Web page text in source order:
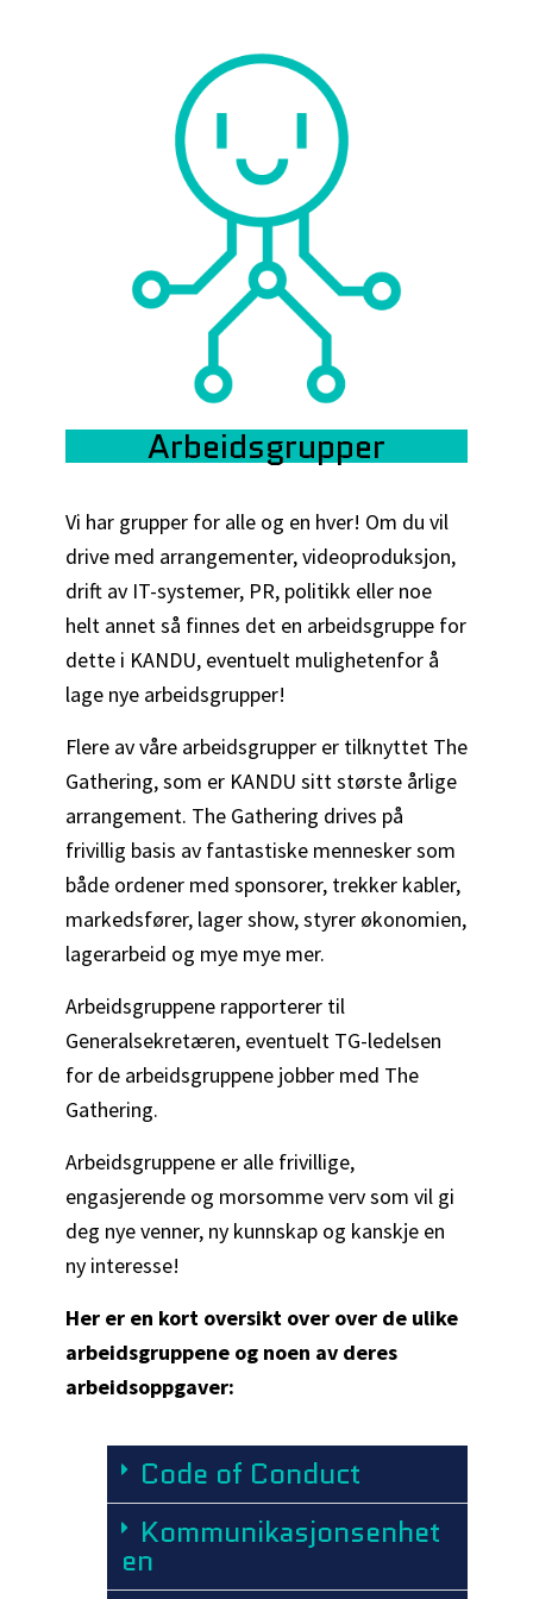
Arbeidsgrupper
Vi har grupper for alle og en hver! Om du vil
drive med arrangementer, videoproduksjon,
drift av IT-systemer, PR, politikk eller noe
helt annet så finnes det en arbeidsgruppe for
dette i KANDU, eventuelt mulighetenfor å
lage nye arbeidsgrupper!
Flere av våre arbeidsgrupper er tilknyttet The
Gathering, som er KANDU sitt største årlige
arrangement. The Gathering drives på
frivillig basis av fantastiske mennesker som
både ordener med sponsorer, trekker kabler,
markedsfører, lager show, styrer økonomien,
lagerarbeid og mye mye mer.
Arbeidsgruppene rapporterer til
Generalsekretæren, eventuelt TG-ledelsen
for de arbeidsgruppene jobber med The
Gathering.
Arbeidsgruppene er alle frivillige,
engasjerende og morsomme verv som vil gi
deg nye venner, ny kunnskap og kanskje en
ny interesse!
Her er en kort oversikt over over de ulike
arbeidsgruppene og noen av deres
arbeidsoppgaver:
Code of Conduct
Kommunikasjonsenhet
en